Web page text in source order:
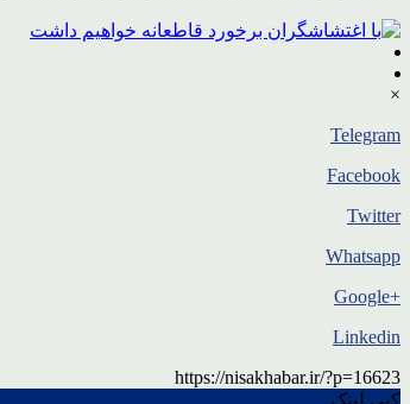
×
Telegram
Facebook
Twitter
Whatsapp
+Google
Linkedin
https://nisakhabar.ir/?p=16623
کپی لینک